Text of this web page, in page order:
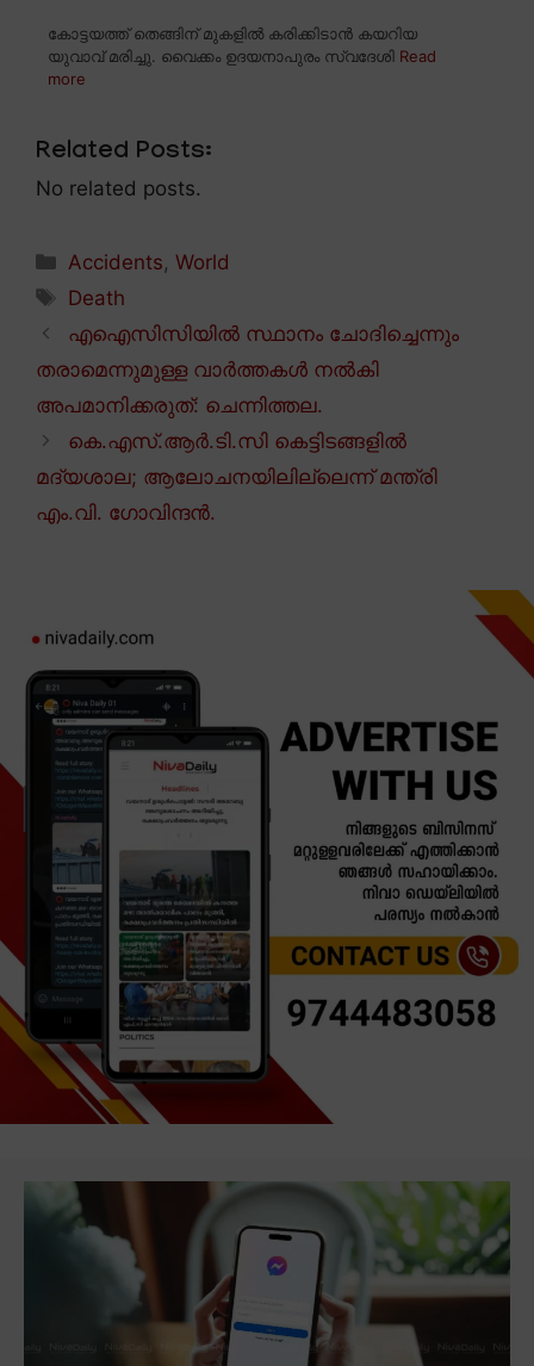
കോട്ടയത്ത് തെങ്ങിന് മുകളിൽ കരിക്കിടാൻ കയറിയ
യുവാവ് മരിച്ചു. വൈക്കം ഉദയനാപുരം സ്വദേശി Read
more
Related Posts:
No related posts.
Categories
Accidents,World
Tags
Death
എഐസിസിയിൽ സ്ഥാനം ചോദിച്ചെന്നും
തരാമെന്നുമുള്ള വാർത്തകൾ നൽകി
അപമാനിക്കരുത്: ചെന്നിത്തല.
കെ.എസ്.ആർ.ടി.സി കെട്ടിടങ്ങളിൽ
മദ്യശാല; ആലോചനയിലില്ലെന്ന് മന്ത്രി
എം.വി. ഗോവിന്ദൻ.